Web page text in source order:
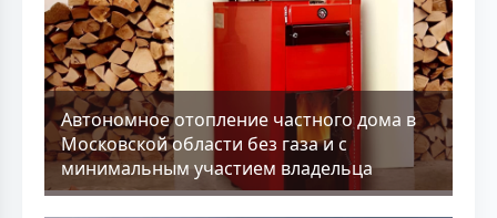
Aвтономное отопление частного дома в
Московской области без газа и с
минимальным участием владельца